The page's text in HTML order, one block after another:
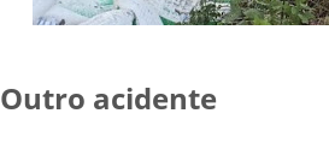
Outro acidente